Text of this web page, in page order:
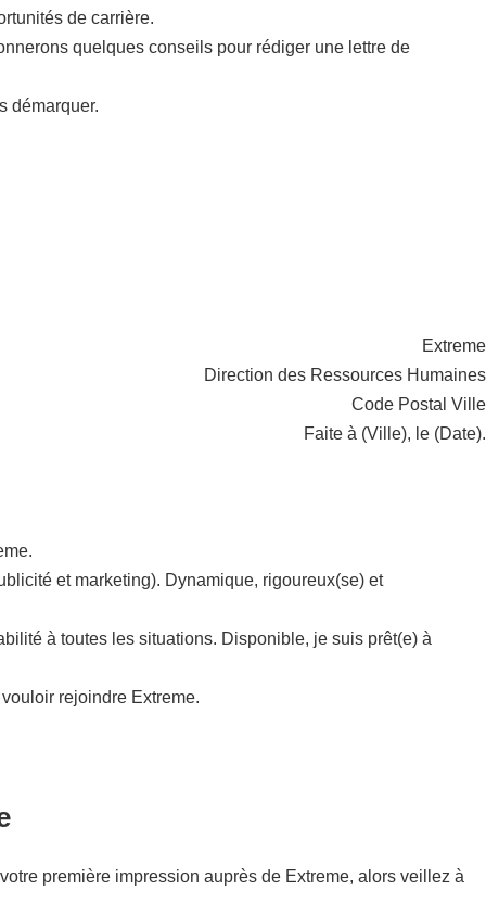
de carrière.
quelques conseils pour rédiger une lettre de
démarquer.
Extreme
Direction des Ressources Humaines
Code Postal Ville
Faite à (Ville), le (Date).
et marketing). Dynamique, rigoureux(se) et
à toutes les situations. Disponible, je suis prêt(e) à
rejoindre Extreme.
première impression auprès de Extreme, alors veillez à